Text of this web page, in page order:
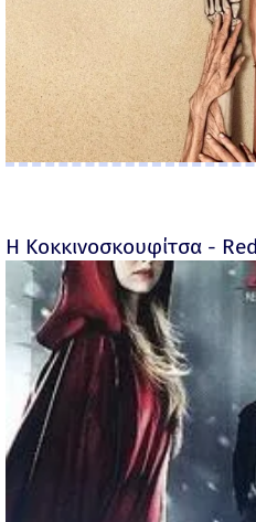
Η Κοκκινοσκουφίτσα -